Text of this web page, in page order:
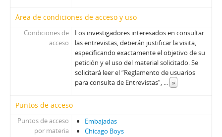
Área de condiciones de acceso y uso
Condiciones de
acceso
Los investigadores interesados en consultar
las entrevistas, deberán justificar la visita,
especificando exactamente el objetivo de su
petición y el uso del material solicitado. Se
solicitará leer el “Reglamento de usuarios
para consulta de Entrevistas”, ... »
Puntos de acceso
Puntos de acceso
por materia
Embajadas
Chicago Boys